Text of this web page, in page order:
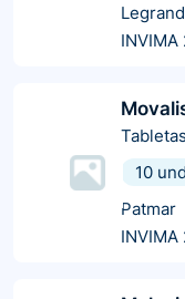
Legrand
Tabletas
10 und
Patmar